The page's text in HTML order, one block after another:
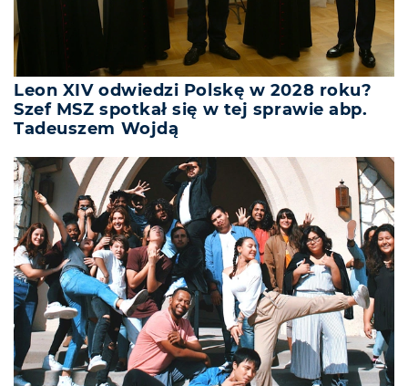
Leon XIV odwiedzi Polskę w 2028 roku?
Szef MSZ spotkał się w tej sprawie abp.
Tadeuszem Wojdą